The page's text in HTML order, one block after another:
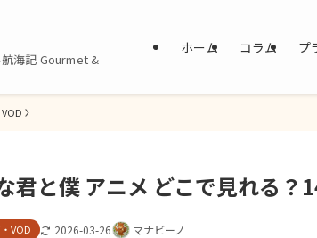
海記 Gourmet &
ホーム コラム プ
君と僕 アニメ どこで見れる？
VOD 2026-03-26 マナビーノ